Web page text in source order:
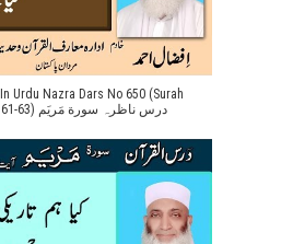
Urdu Nazra Dars No 650 (Surah
Maryam Ayat 61-63) درس ناظرہ سورة مَریَم